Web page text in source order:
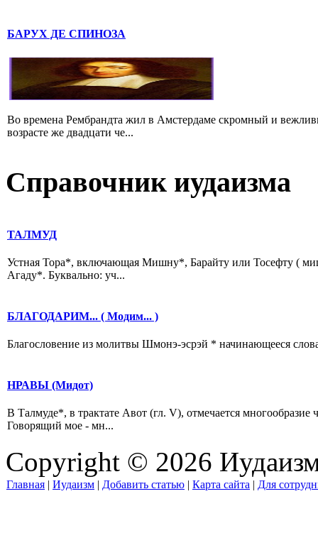
БАРУХ ДЕ СПИНОЗА
Во времена Рембрандта жил в Амстердаме скромный и
возрасте же двадцати че...
Справочник иудаизма
ТАЛМУД
Устная Тора*, включающая Мишну*, Барайту или Тосефту (
Агаду*. Буквально: уч...
БЛАГОДАРИМ... ( Модим... )
Благословение из молитвы Шмонэ-эсрэй * начинающееся
НРАВЫ (Мидот)
В Талмуде*, в трактате Авот (гл. V), отмечается
Говорящий мое - мн...
Copyright © 2026
Главная | Иудаизм | Добавить статью | Карта сайта | Для